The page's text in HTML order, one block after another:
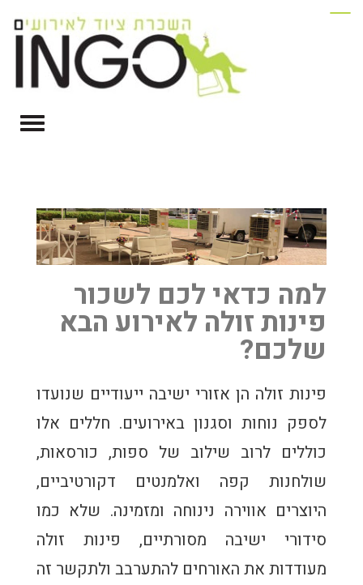
למה כדאי לכם לשכור
פינות זולה לאירוע הבא
שלכם?
פינות זולה הן אזורי ישיבה ייעודיים שנועדו
לספק נוחות וסגנון באירועים. חללים אלו
כוללים לרוב שילוב של ספות, כורסאות,
שולחנות קפה ואלמנטים דקורטיביים,
היוצרים אווירה נינוחה ומזמינה. שלא כמו
סידורי ישיבה מסורתיים, פינות זולה
מעודדות את האורחים להתערבב ולתקשר זה